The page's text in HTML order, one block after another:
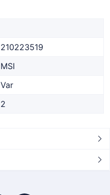
210223519
MSI
Var
2